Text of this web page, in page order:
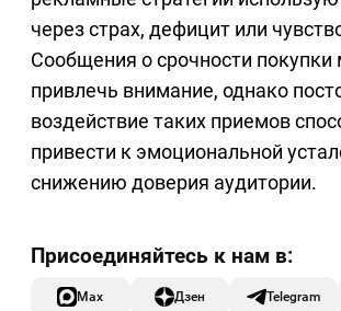
через страх, дефицит или
Сообщения о срочности покупки
привлечь внимание, однако
воздействие таких приемов
привести к эмоциональной
снижению доверия аудитории.
Max Дзен Telegram